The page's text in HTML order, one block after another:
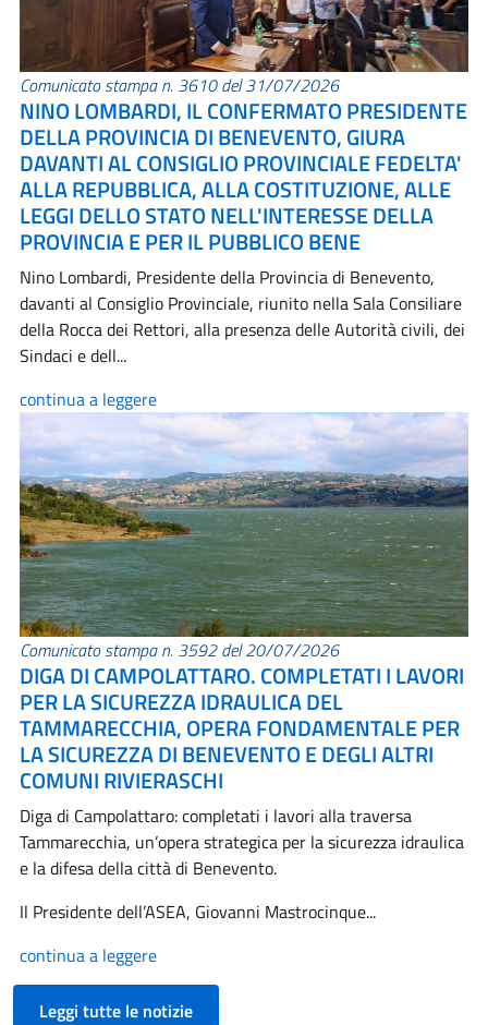
Comunicato stampa n. 3610 del 31/07/2026
NINO LOMBARDI, IL CONFERMATO PRESIDENTE
DELLA PROVINCIA DI BENEVENTO, GIURA
DAVANTI AL CONSIGLIO PROVINCIALE FEDELTA'
ALLA REPUBBLICA, ALLA COSTITUZIONE, ALLE
LEGGI DELLO STATO NELL'INTERESSE DELLA
PROVINCIA E PER IL PUBBLICO BENE
Nino Lombardi, Presidente della Provincia di Benevento,
davanti al Consiglio Provinciale, riunito nella Sala Consiliare
della Rocca dei Rettori, alla presenza delle Autorità civili, dei
Sindaci e dell...
continua a leggere
Comunicato stampa n. 3592 del 20/07/2026
DIGA DI CAMPOLATTARO. COMPLETATI I LAVORI
PER LA SICUREZZA IDRAULICA DEL
TAMMARECCHIA, OPERA FONDAMENTALE PER
LA SICUREZZA DI BENEVENTO E DEGLI ALTRI
COMUNI RIVIERASCHI
Diga di Campolattaro: completati i lavori alla traversa
Tammarecchia, un’opera strategica per la sicurezza idraulica
e la difesa della città di Benevento.
Il Presidente dell’ASEA, Giovanni Mastrocinque...
continua a leggere
Leggi tutte le notizie